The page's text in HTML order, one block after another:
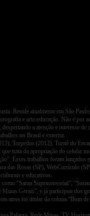
Reside atualmente em São
e arte-educação. Não é por
a atenção e interesse de
no Brasil e exterior.
Torpedos (2012), Turnê do
trata da apropriação do celular na
Esses trabalhos foram lançados
das Rosas (SP), WebCurrículo
e educativos.
“Sarau Suprasensorial”,
Gerais”, e já participou dos
anos foi titular da coluna “Bom